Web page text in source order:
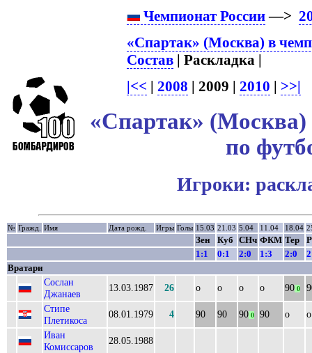
Чемпионат России—>
«Спартак» (Москва) в
Состав | Раскладка |
|<< | 2008 | 2009 | 2010 | >>|
«Спартак» (Москва)
по
Игроки:
№ Гражд. Имя Дата рожд. Игры Голы 15.03 21.03 5.04 11.04 18.04
Зен Куб СНч ФКМ Тер
1:1
0:1 2:0 1:3 2:0
Вратари
Сослан
Джанаев
13.03.1987 26 о о о о 90 0
Стипе
Плетикоса
08.01.1979 4 90 90 90 0 90 о
о
Иван
Комиссаров
28.05.1988